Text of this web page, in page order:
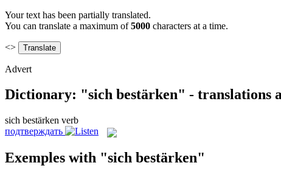
Your text has been partially translated.
You can translate a maximum of5000 characters at a time.
<>
Advert
Dictionary: "sich bestärken" - translations
sich bestärken verb
подтверждать
Exemples with "sich bestärken"